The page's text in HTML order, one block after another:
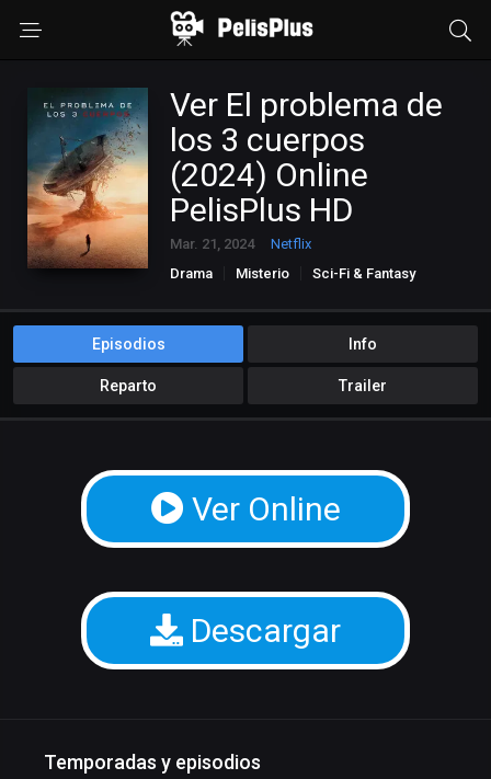
Ver El problema de
los 3 cuerpos
(2024) Online
PelisPlus HD
Mar. 21, 2024
Netflix
Drama
Misterio Sci-Fi & Fantasy
Episodios Info
Reparto Trailer
Ver Online
Descargar
Temporadas y episodios